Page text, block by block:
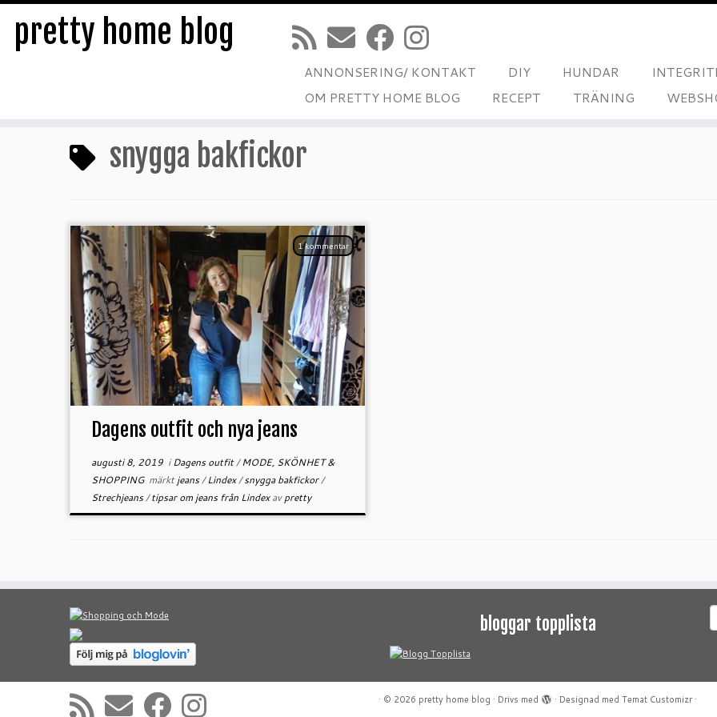
pretty home blog
ANNONSERING/ KONTAKT DIY HUNDAR
OM PRETTY HOME BLOG
RECEPT TRÄNING
snygga bakfickor
1 kommentar
Dagens outfit och nya jeans
augusti 8, 2019iDagens outfit/MODE, SKÖNHET &
SHOPPING märktjeans/Lindex/snygga bakfickor/
Strechjeans/tipsar om jeans från Lindexavpretty
bloggar topplista
· © 2026 pretty home blog · Drivs med · Designad med Temat Customizr·